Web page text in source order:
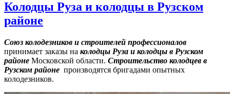
Колодцы Руза и колодцы в Рузском
районе
Союз колодезников и строителей профессионалов
принимает заказы на колодцы Руза и колодцы в Рузском
районе Московской области. Строительство колодцев в
Рузском районе производятся бригадами опытных
колодезников.